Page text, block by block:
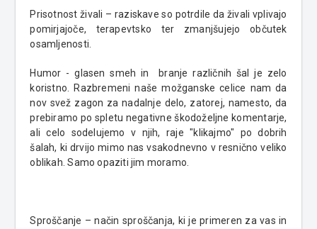
Prisotnost živali – raziskave so potrdile da živali vplivajo
pomirjajoče, terapevtsko ter zmanjšujejo občutek
osamljenosti.
Humor - glasen smeh in branje različnih šal je zelo
koristno. Razbremeni naše možganske celice nam da
nov svež zagon za nadalnje delo, zatorej, namesto, da
prebiramo po spletu negativne škodoželjne komentarje,
ali celo sodelujemo v njih, raje "klikajmo" po dobrih
šalah, ki drvijo mimo nas vsakodnevno v resnično veliko
oblikah. Samo opaziti jim moramo.
Sproščanje – način sproščanja, ki je primeren za vas in